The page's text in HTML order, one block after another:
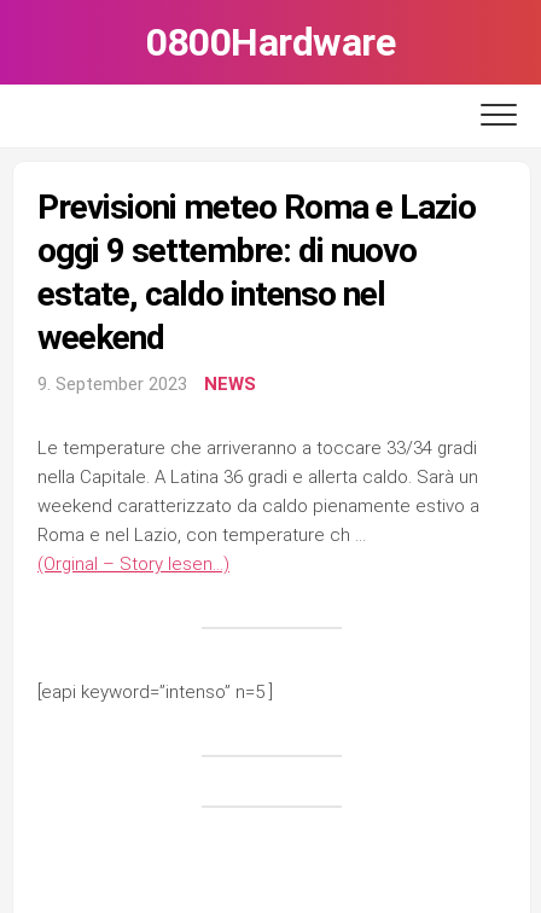
0800Hardware
Previsioni meteo Roma e Lazio
oggi 9 settembre: di nuovo
estate, caldo intenso nel
weekend
9. September 2023 NEWS
Le temperature che arriveranno a toccare 33/34 gradi
nella Capitale. A Latina 36 gradi e allerta caldo. Sarà un
weekend caratterizzato da caldo pienamente estivo a
Roma e nel Lazio, con temperature ch …
(Orginal – Story lesen…)
[eapi keyword=”intenso” n=5 ]